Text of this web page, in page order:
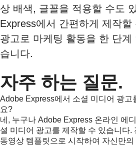
상 배색, 글꼴을 적용할 수도
Express에서 간편하게 제작할
광고로 마케팅 활동을 한 단계
습니다.
자주 하는 질문.
Adobe Express에서 소셜 미디어 광고
요?
네, 누구나 Adobe Express 온라인 에
셜 미디어 광고를 제작할 수 있습니다.
동영상 템플릿으로 시작하여 자신만